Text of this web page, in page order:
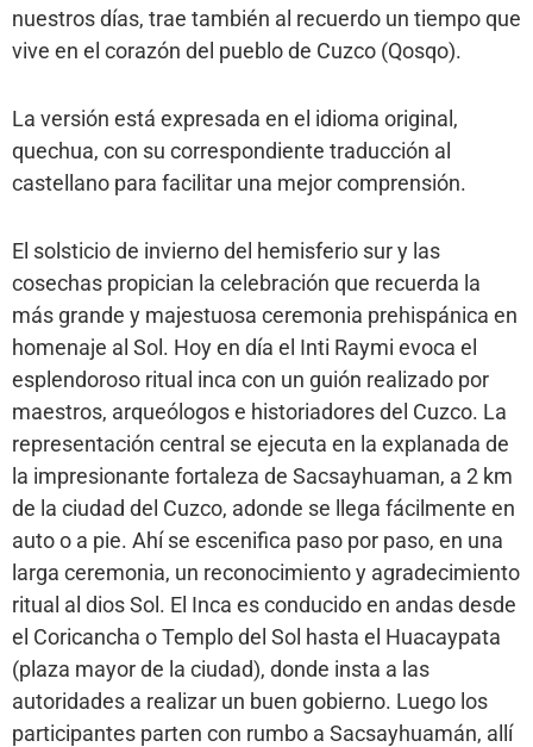
nuestros días, trae también al recuerdo un tiempo que
vive en el corazón del pueblo de Cuzco (Qosqo).
La versión está expresada en el idioma original,
quechua, con su correspondiente traducción al
castellano para facilitar una mejor comprensión.
El solsticio de invierno del hemisferio sur y las
cosechas propician la celebración que recuerda la
más grande y majestuosa ceremonia prehispánica en
homenaje al Sol. Hoy en día el Inti Raymi evoca el
esplendoroso ritual inca con un guión realizado por
maestros, arqueólogos e historiadores del Cuzco. La
representación central se ejecuta en la explanada de
la impresionante fortaleza de Sacsayhuaman, a 2 km
de la ciudad del Cuzco, adonde se llega fácilmente en
auto o a pie. Ahí se escenifica paso por paso, en una
larga ceremonia, un reconocimiento y agradecimiento
ritual al dios Sol. El Inca es conducido en andas desde
el Coricancha o Templo del Sol hasta el Huacaypata
(plaza mayor de la ciudad), donde insta a las
autoridades a realizar un buen gobierno. Luego los
participantes parten con rumbo a Sacsayhuamán, allí